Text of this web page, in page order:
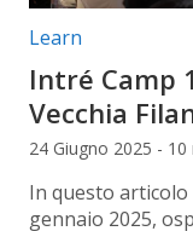
Categorie articolo:
Learn
Intré Camp
Vecchia
24 Giugno 2025 -
In questo articolo
gennaio 2025,